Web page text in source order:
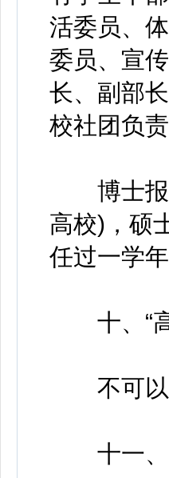
活委员、
委员、宣
长、副部
校社团负
博士报
高校)，硕
任过一学
十、“高
不可以
十一、